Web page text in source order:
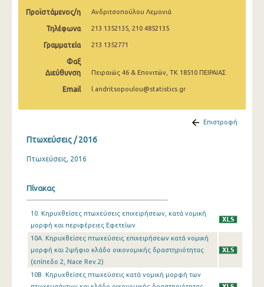
2006
2004
2000
1998
Προϊστάμενος/η Ανδριτσοπούλου Λεμονιά
Τηλέφωνα 213 1352135, 210 4852135
Γραμματεία 213 1352771
Φαξ
Διεύθυνση
Πειραιώς 46 & Επονιτών, ΤΚ 18510 ΠΕΙΡΑΙΑΣ
Email l.andritsopoulou@statistics.gr
Επιστροφή
Πτωχεύσεις / 2016
Πτωχεύσεις, 2016
Πίνακας
10. Κηρυχθείσες πτωχεύσεις επιχειρήσεων, κατά νομική
μορφή και περιφέρειες Εφετείων
10A. Κηρυχθείσες πτωχεύσεις επιχειρήσεων κατά νομική
μορφή και 2ψήφιο κλάδο οικονομικής δραστηριότητας
(επίπεδο 2, Nace Rev.2)
10B. Κηρυχθείσες πτωχεύσεις κατά νομική μορφή των